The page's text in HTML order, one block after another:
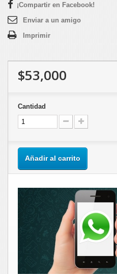
¡Compartir en Facebook!
Enviar a un amigo
Imprimir
$53,000
Cantidad
Añadir al carrito